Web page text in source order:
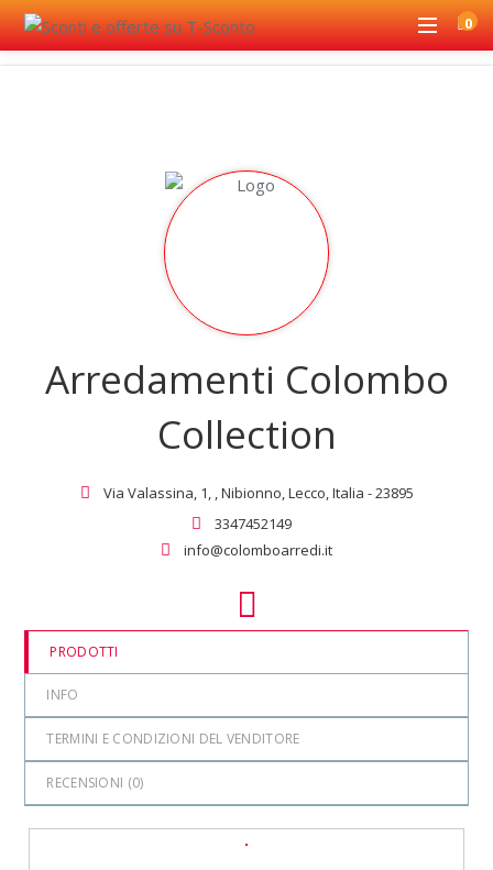
0
Arredamenti Colombo
Collection
Via Valassina, 1, , Nibionno, Lecco, Italia - 23895
3347452149
info@colomboarredi.it
PRODOTTI
INFO
TERMINI E CONDIZIONI DEL VENDITORE
RECENSIONI (0)